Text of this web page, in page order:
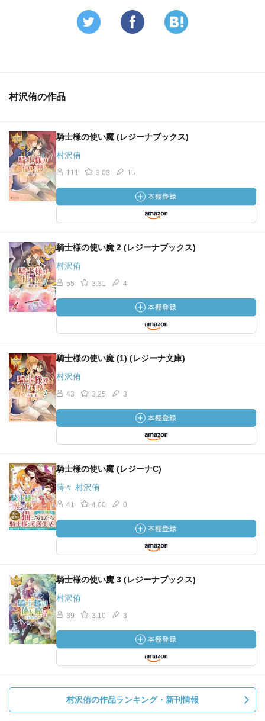
村沢侑の作品
騎士様の使い魔 (レジーナブックス)
村沢侑
111 3.03 15
騎士様の使い魔 2 (レジーナブックス)
村沢侑
55 3.31 4
騎士様の使い魔 (1) (レジーナ文庫)
村沢侑
43 3.25 3
騎士様の使い魔 (レジーナC)
蒔々 村沢侑
41 4.00 0
騎士様の使い魔 3 (レジーナブックス)
村沢侑
39 3.10 3
村沢侑の作品ランキング・新刊情報